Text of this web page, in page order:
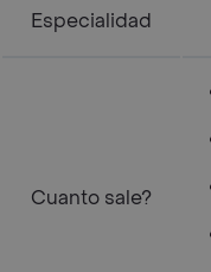
Especialidad
Cuanto sale?